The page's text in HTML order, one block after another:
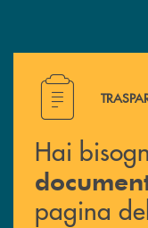
Hai bisogno di
Hai
pagina